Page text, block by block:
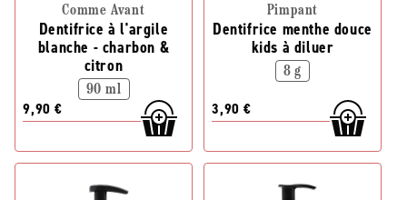
Comme Avant
Dentifrice à l'argile
blanche - charbon &
citron
90 ml
9,90 €
Pimpant
Dentifrice menthe douce
kids à diluer
8 g
3,90 €